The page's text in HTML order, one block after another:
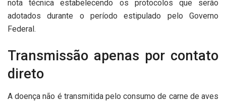
nota técnica estabelecendo os protocolos que serão
adotados durante o período estipulado pelo Governo
Federal.
Transmissão apenas por contato
direto
A doença não é transmitida pelo consumo de carne de aves